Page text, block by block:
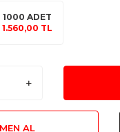
1000 ADET
1.560,00 TL
AL